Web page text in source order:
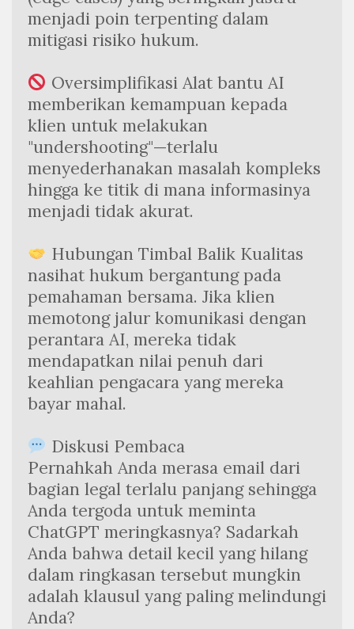
menjadi poin terpenting dalam
mitigasi risiko hukum.
Oversimplifikasi Alat bantu AI
memberikan kemampuan kepada
klien untuk melakukan
"undershooting"—terlalu
menyederhanakan masalah kompleks
hingga ke titik di mana informasinya
menjadi tidak akurat.
Hubungan Timbal Balik Kualitas
nasihat hukum bergantung pada
pemahaman bersama. Jika klien
memotong jalur komunikasi dengan
perantara AI, mereka tidak
mendapatkan nilai penuh dari
keahlian pengacara yang mereka
bayar mahal.
Diskusi Pembaca
Pernahkah Anda merasa email dari
bagian legal terlalu panjang sehingga
Anda tergoda untuk meminta
ChatGPT meringkasnya? Sadarkah
Anda bahwa detail kecil yang hilang
dalam ringkasan tersebut mungkin
adalah klausul yang paling melindungi
Anda?